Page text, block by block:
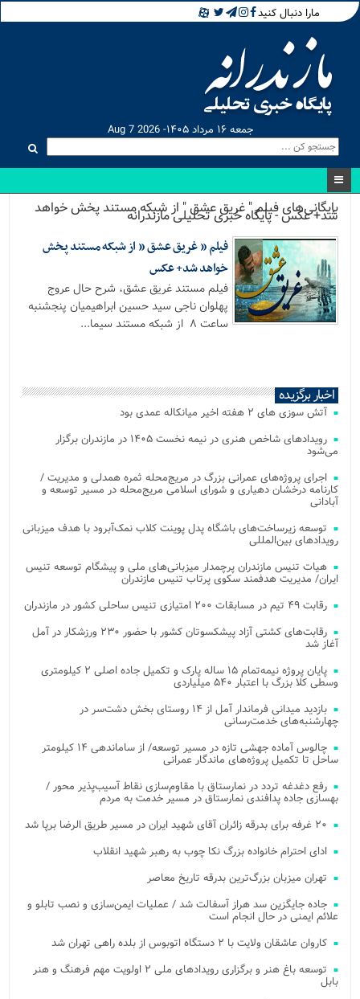
مارا دنبال کنید
جمعه ۱۶ مرداد ۱۴۰۵- Aug 7 2026
بایگانی‌های فیلم " غریق عشق " از شبکه مستند پخش خواهد
شد+ عکس - پایگاه خبری تحلیلی مازندرانه
فیلم ” غریق عشق ” از شبکه مستند پخش
خواهد شد+ عکس
فیلم مستند غریق عشق، شرح حال عروج
پهلوان ناجی سید حسین ابراهیمیان پنجشنبه
ساعت ۸ از شبکه مستند سیما...
اخبار برگزیده
آتش‌ سوزی‌ های ۲ هفته اخیر میانکاله عمدی بود
رویدادهای شاخص هنری در نیمه نخست ۱۴۰۵ در مازندران برگزار
می‌شود
اجرای پروژه‌های عمرانی بزرگ در مریج‌محله ثمره همدلی و مدیریت /
کارنامه درخشان دهیاری و شورای اسلامی مریج‌محله در مسیر توسعه و
آبادانی
توسعه زیرساخت‌های باشگاه پدل پوینت کلاب نمک‌آبرود با هدف میزبانی
رویدادهای بین‌المللی
هیات تنیس مازندران پرچمدار میزبانی‌های ملی و پیشگام توسعه تنیس
ایران/ مدیریت هدفمند سکوی پرتاب تنیس مازندران
رقابت ۴۹ تیم در مسابقات ۲۰۰ امتیازی تنیس ساحلی کشور در مازندران
رقابت‌های کشتی آزاد پیشکسوتان کشور با حضور ۲۳۰ ورزشکار در آمل
آغاز شد
پایان پروژه نیمه‌تمام ۱۵ ساله پارک و تکمیل جاده اصلی ۲ کیلومتری
وسطی کلا بزرگ با اعتبار ۵۴۰ میلیاردی
بازدید میدانی فرماندار آمل از ۱۴ روستای بخش دشت‌سر در
چهارشنبه‌های خدمت‌رسانی
چالوس آماده جهشی تازه در مسیر توسعه/ از ساماندهی ۱۴ کیلومتر
ساحل تا تکمیل پروژه‌های ماندگار عمرانی
رفع دغدغه تردد در نمارستاق با مقاوم‌سازی نقاط آسیب‌پذیر محور /
بهسازی جاده پدافندی نمارستاق در مسیر خدمت به مردم
۲۰ غرفه برای بدرقه زائران آقای شهید ایران در مسیر طریق الرضا برپا شد
ادای احترام خانواده بزرگ نکا چوب به رهبر شهید انقلاب
تهران میزبان بزرگ‌ترین بدرقه تاریخ معاصر
جاده جایگزین سد هراز آسفالت شد / عملیات ایمن‌سازی و نصب تابلو و
علائم ایمنی در حال انجام است
کاروان عاشقان ولایت با ۲ دستگاه اتوبوس از بلده راهی تهران شد
توسعه باغ هنر و برگزاری رویدادهای ملی ۲ اولویت مهم فرهنگ و هنر
بابل